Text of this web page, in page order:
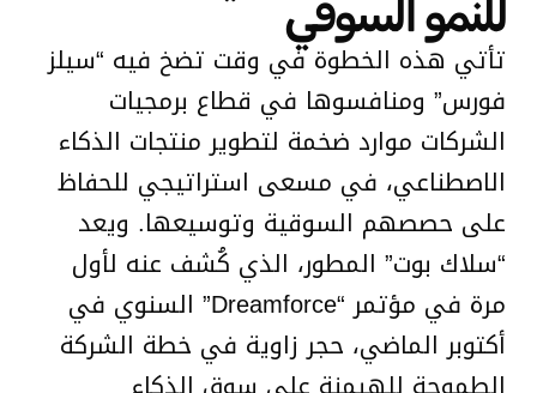
للنمو السوقي
تأتي هذه الخطوة في وقت تضخ فيه “سيلز
فورس” ومنافسوها في قطاع برمجيات
الشركات موارد ضخمة لتطوير منتجات الذكاء
الاصطناعي، في مسعى استراتيجي للحفاظ
على حصصهم السوقية وتوسيعها. ويعد
“سلاك بوت” المطور، الذي كُشف عنه لأول
مرة في مؤتمر “Dreamforce” السنوي في
أكتوبر الماضي، حجر زاوية في خطة الشركة